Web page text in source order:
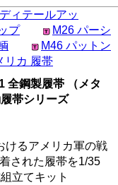
ィテールアッ
プ
M26 パーシ
M46 パットン
リカ 履帯
全鋼製履帯 （メタ
帯シリーズ
けるアメリカ軍の戦
された履帯を1/35
立てキット